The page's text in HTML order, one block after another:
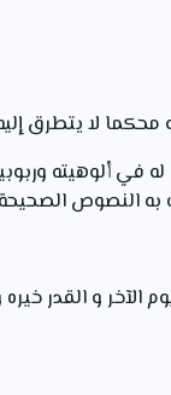
محكما لا يتطرق
في ألوهيته
به النصوص
الآخر و القدر